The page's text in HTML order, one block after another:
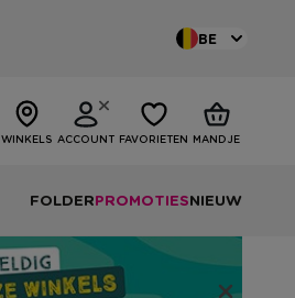
BE
WINKELS ACCOUNT FAVORIETEN MANDJE
FOLDERPROMOTIESNIEUW